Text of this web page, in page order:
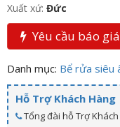
Xuất xứ: Đức
Yêu cầu báo giá
Danh mục: Bể rửa siêu
Hỗ Trợ Khách Hàng
Tổng đài hỗ Trợ Khách